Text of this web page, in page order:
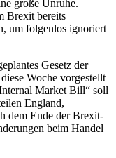
große Unruhe.
Brexit bereits
um folgenlos ignoriert
Gesetz der
Woche vorgestellt
Market Bill“ soll
England,
dem Ende der Brexit-
beim Handel